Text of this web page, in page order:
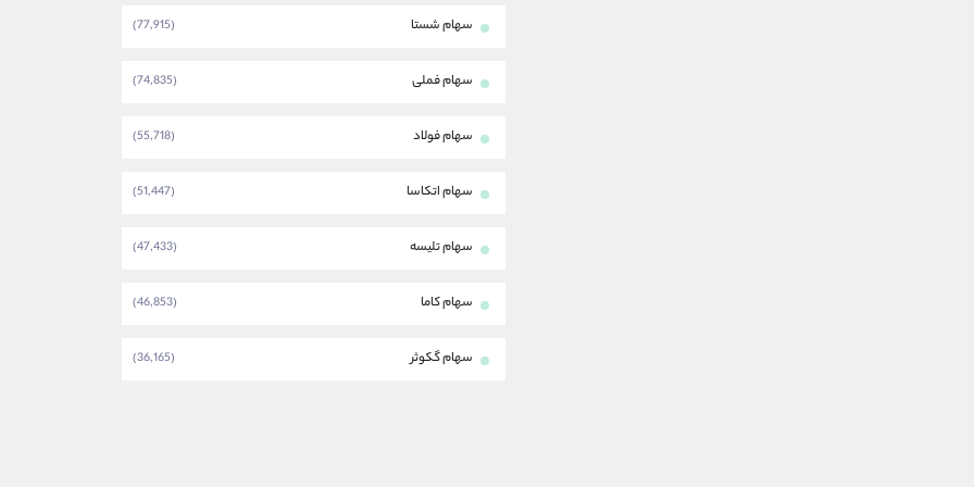
سهام شستا (77,915)
سهام فملی (74,835)
سهام فولاد (55,718)
سهام اتکاسا (51,447)
سهام تلیسه (47,433)
سهام کاما (46,853)
سهام گکوثر (36,165)